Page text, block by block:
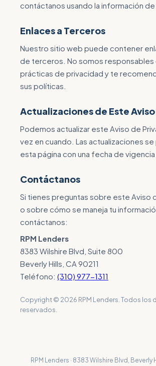
contáctanos usando la información de
Enlaces a Terceros
Nuestro sitio web puede contener
de terceros. No somos responsables
prácticas de privacidad y te
sus políticas.
Actualizaciones de Este Aviso
Podemos actualizar este Aviso de
vez en cuando. Las actualizaciones se
esta página con una fecha de vigencia
Contáctanos
Si tienes preguntas sobre este Aviso
o sobre cómo se maneja tu
contáctanos:
RPM Lenders
8383 Wilshire Blvd, Suite 800
Beverly Hills, CA 90211
Teléfono: (310) 977-1311
Copyright © 2026 RPM Lenders. Todos los
reservados.
RPM Lenders · 8383 Wilshire Blvd, Beverly